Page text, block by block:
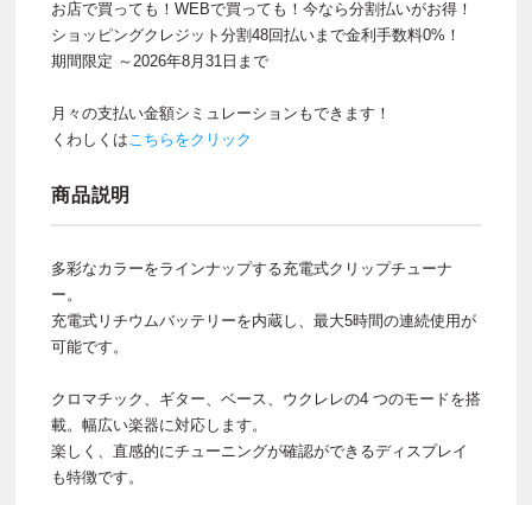
お店で買っても！WEBで買っても！今なら分割払いがお得！
ショッピングクレジット分割48回払いまで金利手数料0%！
期間限定 ～2026年8月31日まで
月々の支払い金額シミュレーションもできます！
くわしくはこちらをクリック
商品説明
多彩なカラーをラインナップする充電式クリップチューナ
ー。
充電式リチウムバッテリーを内蔵し、最大5時間の連続使用が
可能です。
クロマチック、ギター、ベース、ウクレレの4 つのモードを搭
載。幅広い楽器に対応します。
楽しく、直感的にチューニングが確認ができるディスプレイ
も特徴です。